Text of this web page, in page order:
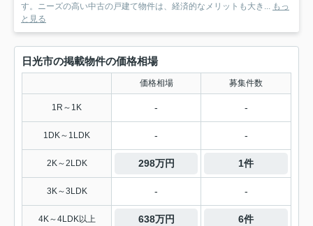
す。ニーズの高い中古の戸建て物件は、経済的なメリットも大き... もっ
と見る
日光市の掲載物件の価格相場
価格相場 募集件数
1R～1K - -
1DK～1LDK - -
2K～2LDK 298万円 1件
3K～3LDK - -
4K～4LDK以上 638万円 6件